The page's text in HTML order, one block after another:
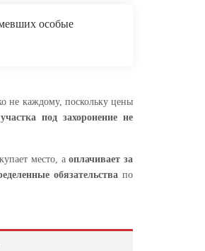
особые
не каждому, поскольку цены
под захоронение не
место, аоплачивает за
обязательства по